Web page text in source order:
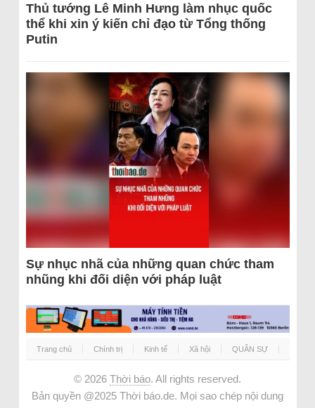
Thủ tướng Lê Minh Hưng làm nhục quốc
thể khi xin ý kiến chỉ đạo từ Tổng thống
Putin
Sự nhục nhã của những quan chức tham
nhũng khi đối diện với pháp luật
Trang chủ Chính trị Kinh tế Xã hội QUÂN SỰ
© 2026 Thời báo. All rights reserved.
Bản quyền @2025 Thời báo.de. Mọi sao chép nội dung